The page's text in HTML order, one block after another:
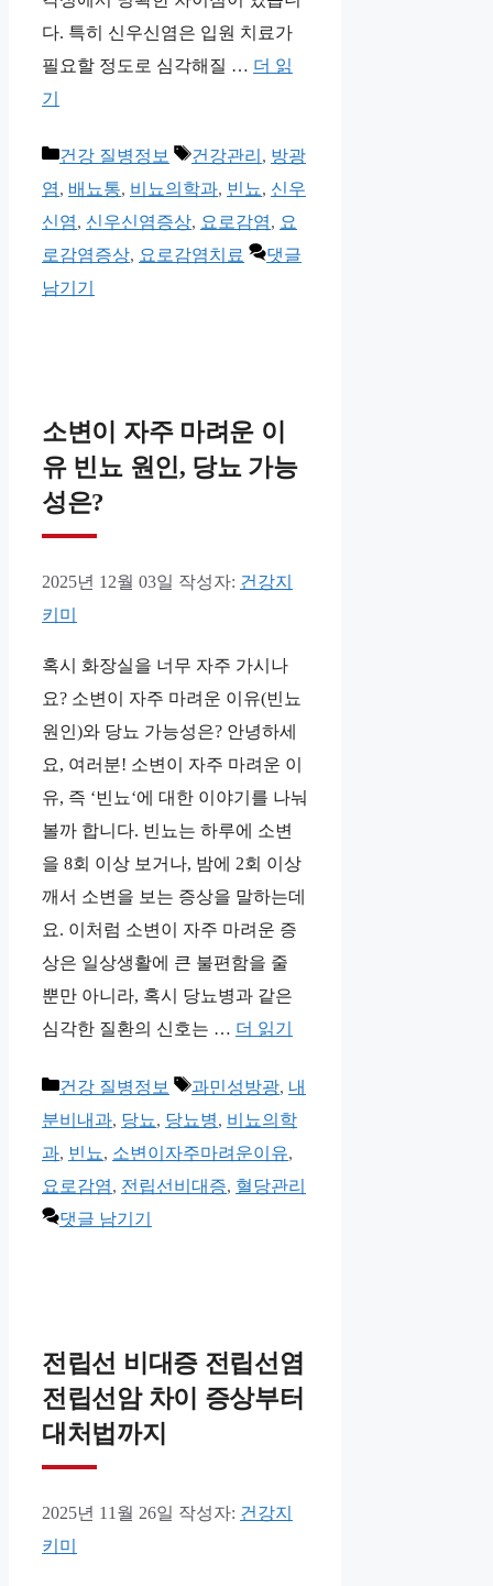
다. 특히 신우신염은 입원 치료가
필요할 정도로 심각해질 … 더 읽
기
카
테
고
리
건강 질병정보
태
그
건강관리 , 방광
염, 배뇨통, 비뇨의학과, 빈뇨, 신우
신염, 신우신염증상, 요로감염, 요
로감염증상, 요로감염치료
댓글
남기기
소변이 자주 마려운 이
유 빈뇨 원인, 당뇨 가능
성은?
2025년 12월 03일 작성자: 건강지
키미
혹시 화장실을 너무 자주 가시나
요? 소변이 자주 마려운 이유(빈뇨
원인)와 당뇨 가능성은? 안녕하세
요, 여러분! 소변이 자주 마려운 이
유, 즉 ‘빈뇨‘에 대한 이야기를 나눠
볼까 합니다. 빈뇨는 하루에 소변
을 8회 이상 보거나, 밤에 2회 이상
깨서 소변을 보는 증상을 말하는데
요. 이처럼 소변이 자주 마려운 증
상은 일상생활에 큰 불편함을 줄
뿐만 아니라, 혹시 당뇨병과 같은
심각한 질환의 신호는 … 더 읽기
카
테
고
리
건강 질병정보
태
그
과민성방광, 내
분비내과, 당뇨, 당뇨병, 비뇨의학
과, 빈뇨, 소변이자주마려운이유,
요로감염, 전립선비대증, 혈당관리
댓글 남기기
전립선 비대증 전립선염
전립선암 차이 증상부터
대처법까지
2025년 11월 26일 작성자: 건강지
키미